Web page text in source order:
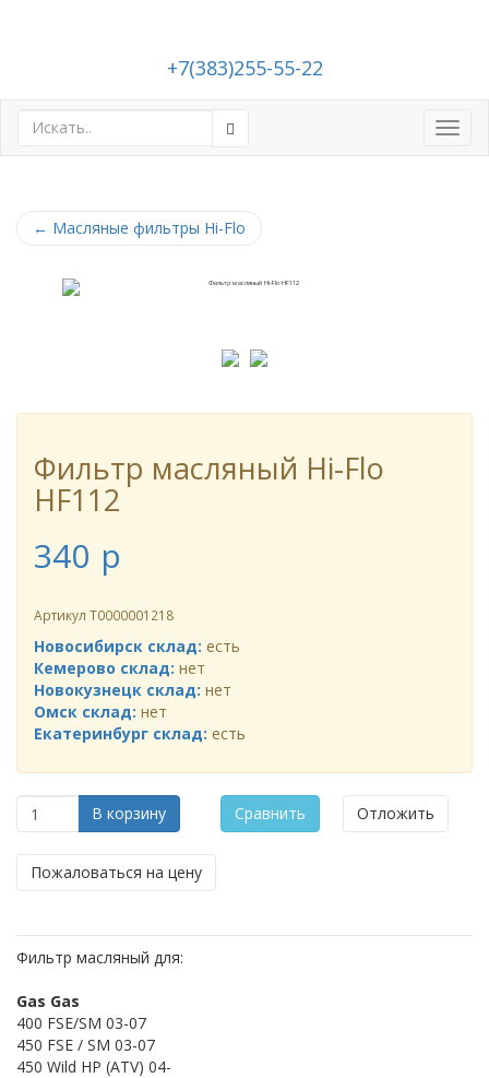
+7(383)255-55-22
← Масляные фильтры Hi-Flo
Фильтр масляный Hi-Flo
HF112
340 p
Артикул Т0000001218
Новосибирск склад: есть
Кемерово склад: нет
Новокузнецк склад: нет
Омск склад: нет
Екатеринбург склад: есть
В корзину Сравнить Отложить
Пожаловаться на цену
Фильтр масляный для:
Gas Gas
400 FSE/SM 03-07
450 FSE / SM 03-07
450 Wild HP (ATV) 04-